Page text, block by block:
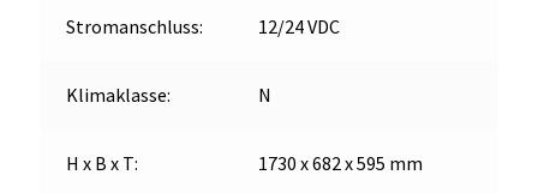
Stromanschluss: 12/24 VDC
Klimaklasse: N
H x B x T: 1730 x 682 x 595 mm